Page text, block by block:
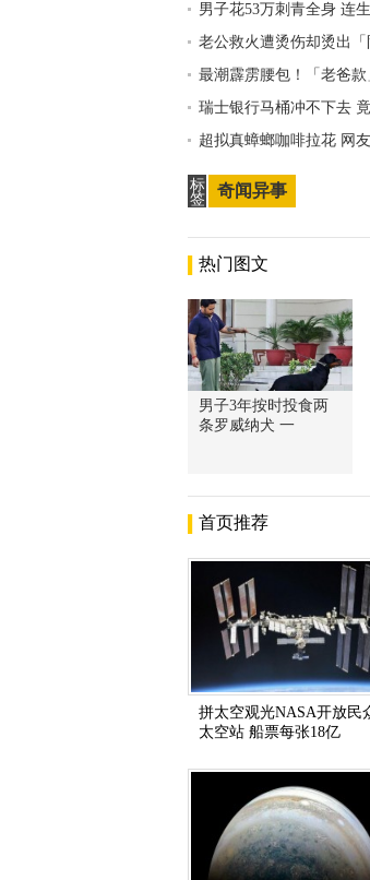
男子花53万刺青全身 连
老公救火遭烫伤却烫出
最潮霹雳腰包！「老爸
瑞士银行马桶冲不下去
超拟真蟑螂咖啡拉花 网
标
签
奇闻异事
热门图文
男子3年按时投食两
条罗威纳犬 一
首页推荐
拼太空观光NASA开放民
太空站 船票每张18亿